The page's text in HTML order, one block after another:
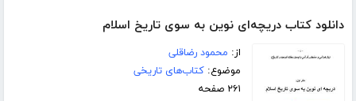
دانلود کتاب دریچه‌ای نوین به سوی تاریخ اسلام
از: محمود رضاقلی
موضوع:کتاب‌های تاریخی
۲۶۱ صفحه